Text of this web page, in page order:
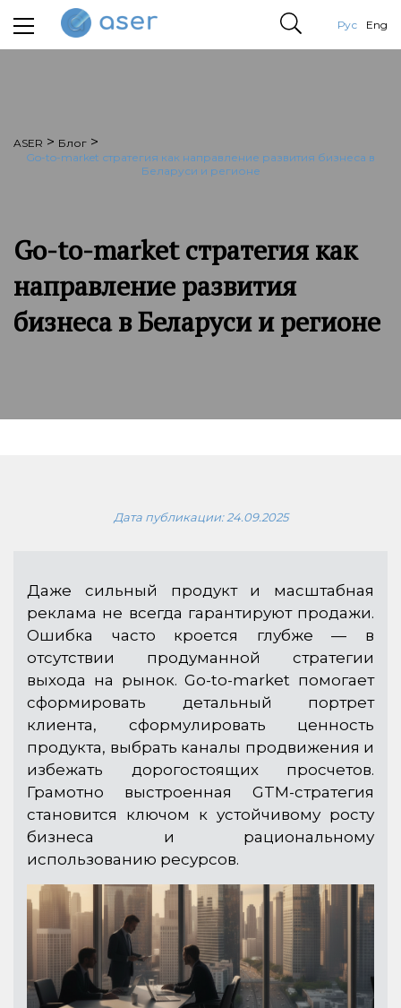
Рус Eng
ASER > Блог >
Go-to-market стратегия как направление развития бизнеса в
Беларуси и регионе
Go-to-market стратегия как
направление развития
бизнеса в Беларуси и регионе
Дата публикации:24.09.2025
Даже сильный продукт и масштабная
реклама не всегда гарантируют продажи.
Ошибка часто кроется глубже — в
отсутствии продуманной стратегии
выхода на рынок. Go-to-market помогает
сформировать детальный портрет
клиента, сформулировать ценность
продукта, выбрать каналы продвижения и
избежать дорогостоящих просчетов.
Грамотно выстроенная GTM-стратегия
становится ключом к устойчивому росту
бизнеса и рациональному
использованию ресурсов.